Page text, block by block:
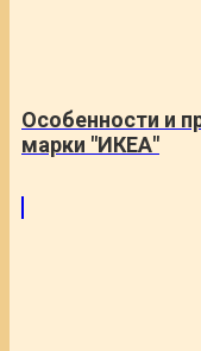
Особенности и
марки "ИКЕА"